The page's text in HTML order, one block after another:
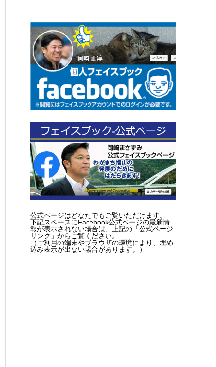
公式ページはどなたでもご覧いただけます。
下記スペースにFacebook公式ページの最新情
報が表示されない場合は、上記の「公式ページ
リンク」からご覧ください。
（ご利用の端末やブラウザの環境により、埋め
込み表示が出ない場合があります。）